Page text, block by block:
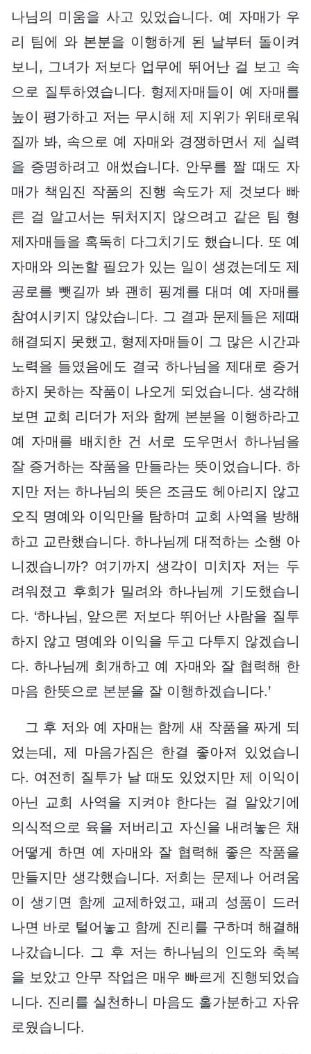
나님의 미움을 사고 있었습니다. 예 자매가 우
리 팀에 와 본분을 이행하게 된 날부터 돌이켜
보니, 그녀가 저보다 업무에 뛰어난 걸 보고 속
으로 질투하였습니다. 형제자매들이 예 자매를
높이 평가하고 저는 무시해 제 지위가 위태로워
질까 봐, 속으로 예 자매와 경쟁하면서 제 실력
을 증명하려고 애썼습니다. 안무를 짤 때도 자
매가 책임진 작품의 진행 속도가 제 것보다 빠
른 걸 알고서는 뒤처지지 않으려고 같은 팀 형
제자매들을 혹독히 다그치기도 했습니다. 또 예
자매와 의논할 필요가 있는 일이 생겼는데도 제
공로를 뺏길까 봐 괜히 핑계를 대며 예 자매를
참여시키지 않았습니다. 그 결과 문제들은 제때
해결되지 못했고, 형제자매들이 그 많은 시간과
노력을 들였음에도 결국 하나님을 제대로 증거
하지 못하는 작품이 나오게 되었습니다. 생각해
보면 교회 리더가 저와 함께 본분을 이행하라고
예 자매를 배치한 건 서로 도우면서 하나님을
잘 증거하는 작품을 만들라는 뜻이었습니다. 하
지만 저는 하나님의 뜻은 조금도 헤아리지 않고
오직 명예와 이익만을 탐하며 교회 사역을 방해
하고 교란했습니다. 하나님께 대적하는 소행 아
니겠습니까? 여기까지 생각이 미치자 저는 두
려워졌고 후회가 밀려와 하나님께 기도했습니
다. ‘하나님, 앞으론 저보다 뛰어난 사람을 질투
하지 않고 명예와 이익을 두고 다투지 않겠습니
다. 하나님께 회개하고 예 자매와 잘 협력해 한
마음 한뜻으로 본분을 잘 이행하겠습니다.’
그 후 저와 예 자매는 함께 새 작품을 짜게 되
었는데, 제 마음가짐은 한결 좋아져 있었습니
다. 여전히 질투가 날 때도 있었지만 제 이익이
아닌 교회 사역을 지켜야 한다는 걸 알았기에
의식적으로 육을 저버리고 자신을 내려놓은 채
어떻게 하면 예 자매와 잘 협력해 좋은 작품을
만들지만 생각했습니다. 저희는 문제나 어려움
이 생기면 함께 교제하였고, 패괴 성품이 드러
나면 바로 털어놓고 함께 진리를 구하며 해결해
나갔습니다. 그 후 저는 하나님의 인도와 축복
을 보았고 안무 작업은 매우 빠르게 진행되었습
니다. 진리를 실천하니 마음도 홀가분하고 자유
로웠습니다.